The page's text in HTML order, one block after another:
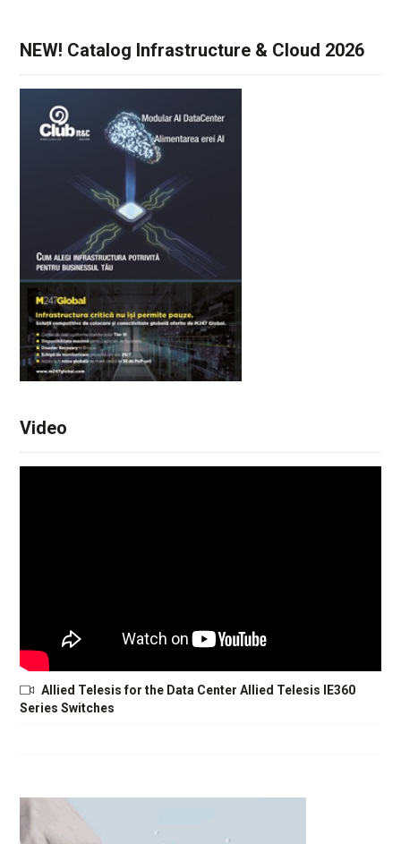
NEW! Catalog Infrastructure & Cloud 2026
Video
Allied Telesis for the Data Center Allied Telesis IE360
Series Switches